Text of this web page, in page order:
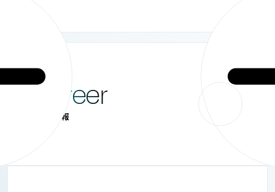
Career
採用情報